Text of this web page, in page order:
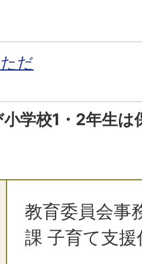
だ
学校1・2年生は
教育委員会事
課 子育て支援